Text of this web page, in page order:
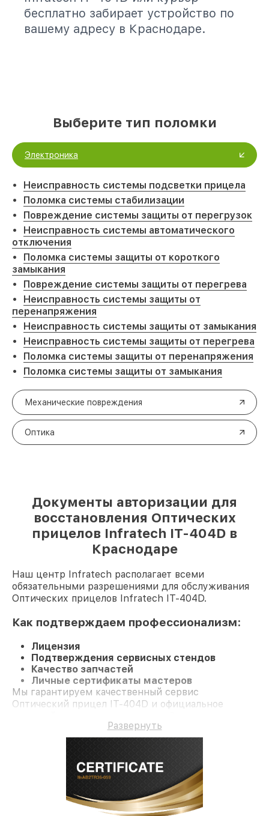
бесплатно забирает устройство по
вашему адресу в Краснодаре.
Выберите тип поломки
Электроника
Неисправность системы подсветки прицела
Поломка системы стабилизации
Повреждение системы защиты от перегрузок
Неисправность системы автоматического
отключения
Поломка системы защиты от короткого
замыкания
Повреждение системы защиты от перегрева
Неисправность системы защиты от
перенапряжения
Неисправность системы защиты от замыкания
Неисправность системы защиты от перегрева
Поломка системы защиты от перенапряжения
Поломка системы защиты от замыкания
Механические повреждения
Оптика
Документы авторизации для
восстановления Оптических
прицелов Infratech IT-404D в
Краснодаре
Наш центр Infratech располагает всеми
обязательными разрешениями для обслуживания
Оптических прицелов Infratech IT-404D.
Как подтверждаем профессионализм:
Лицензия
Подтверждения сервисных стендов
Качество запчастей
Личные сертификаты мастеров
Мы гарантируем качественный сервис
Оптический прицел IT-404D и официальное
Развернуть